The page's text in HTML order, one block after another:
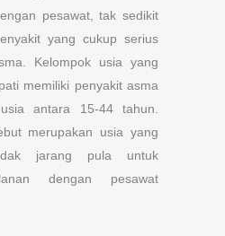
pesawat, tak sedikit
yang cukup serius
Kelompok usia yang
memiliki penyakit asma
antara 15-44 tahun.
merupakan usia yang
jarang pula untuk
dengan pesawat